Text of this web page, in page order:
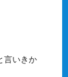
言いきか